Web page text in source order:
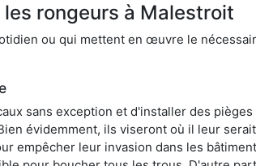
rongeurs à Malestroit
ou qui mettent en œuvre le
sans exception et d'installer des
évidemment, ils viseront où il leur
empêcher leur invasion dans les